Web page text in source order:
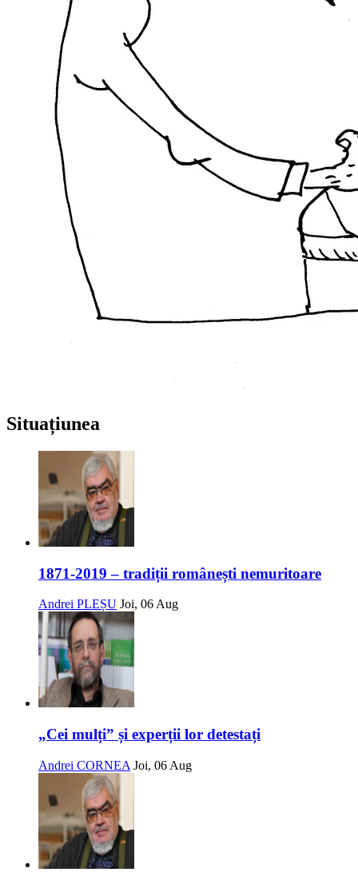
Situațiunea
1871-2019 – tradiții românești nemuritoare
Andrei PLEȘU Joi, 06 Aug
„Cei mulți” și experții lor detestați
Andrei CORNEA Joi, 06 Aug